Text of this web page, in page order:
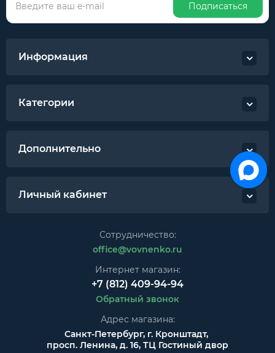
Подписаться
Информация
Категории
Дополнительно
Личный кабинет
Сотрудничество:
office@vovnenko.ru
Интернет магазин:
+7 (812) 409-94-94
Обратный звонок
Адрес магазина:
Санкт-Петербург, г. Кронштадт,
просп. Ленина, д. 16, ТЦ Гостиный двор